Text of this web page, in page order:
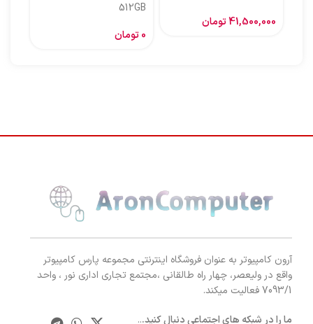
41,500,000تومان
512GB
0تومان
آرون کامپیوتر به عنوان فروشگاه اینترنتی مجموعه پارس کامپیوتر
واقع در ولیعصر، چهار راه طالقانی ،مجتمع تجاری اداری نور ، واحد
7093/1 فعالیت میکند.
ما را در شبکه های اجتماعی دنبال کنید...